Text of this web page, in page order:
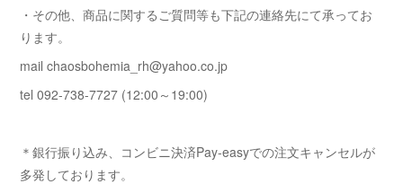
・その他、商品に関するご質問等も下記の連絡先にて承ってお
ります。
mail chaosbohemia_rh@yahoo.co.jp
tel 092-738-7727 (12:00～19:00)
＊銀行振り込み、コンビニ決済Pay-easyでの注文キャンセルが
多発しております。